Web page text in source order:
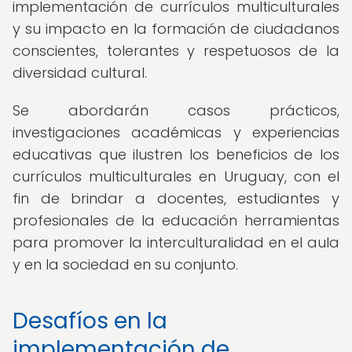
implementación de currículos multiculturales
y su impacto en la formación de ciudadanos
conscientes, tolerantes y respetuosos de la
diversidad cultural.
Se abordarán casos prácticos,
investigaciones académicas y experiencias
educativas que ilustren los beneficios de los
currículos multiculturales en Uruguay, con el
fin de brindar a docentes, estudiantes y
profesionales de la educación herramientas
para promover la interculturalidad en el aula
y en la sociedad en su conjunto.
Desafíos en la